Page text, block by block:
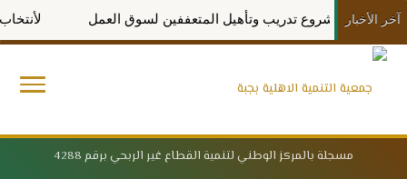
آخر الأخبار
تدعم مشروع تدريب وتأهيل المتعففين لسوق العمل لأنتخاب
مسجلة بالمركز الوطني لتنمية القطاع غير الربحي برقم 4288